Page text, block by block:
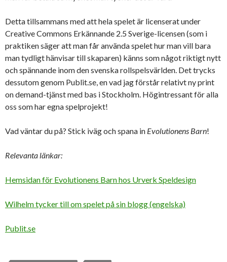
Detta tillsammans med att hela spelet är licenserat under
Creative Commons Erkännande 2.5 Sverige-licensen (som i
praktiken säger att man får använda spelet hur man vill bara
man tydligt hänvisar till skaparen) känns som något riktigt nytt
och spännande inom den svenska rollspelsvärlden. Det trycks
dessutom genom Publit.se, en vad jag förstår relativt ny print
on demand-tjänst med bas i Stockholm. Högintressant för alla
oss som har egna spelprojekt!
Vad väntar du på? Stick iväg och spana in Evolutionens Barn!
Relevanta länkar:
Hemsidan för Evolutionens Barn hos Urverk Speldesign
Wilhelm tycker till om spelet på sin blogg (engelska)
Publit.se